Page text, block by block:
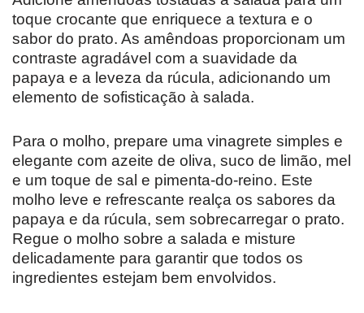
toque crocante que enriquece a textura e o
sabor do prato. As amêndoas proporcionam um
contraste agradável com a suavidade da
papaya e a leveza da rúcula, adicionando um
elemento de sofisticação à salada.
Para o molho, prepare uma vinagrete simples e
elegante com azeite de oliva, suco de limão, mel
e um toque de sal e pimenta-do-reino. Este
molho leve e refrescante realça os sabores da
papaya e da rúcula, sem sobrecarregar o prato.
Regue o molho sobre a salada e misture
delicadamente para garantir que todos os
ingredientes estejam bem envolvidos.